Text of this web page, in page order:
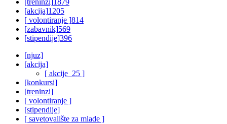
[treninzi]1879
[akcija]1205
[ volontiranje ]814
[zabavnik]569
[stipendije]396
[njuz]
[akcija]
[ akcije_25 ]
[konkursi]
[treninzi]
[ volontiranje ]
[stipendije]
[ savetovalište za mlade ]